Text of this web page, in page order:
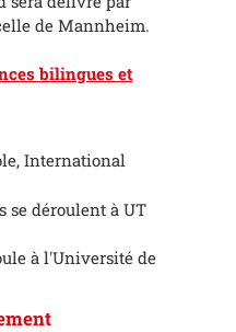
de Mannheim.
bilingues et
International
se déroulent à UT
à l'Université de